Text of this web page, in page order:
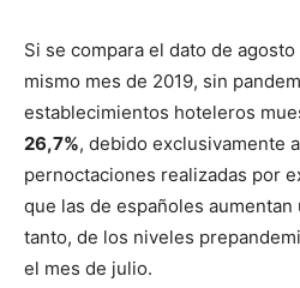
Si se compara el dato de
mismo mes de 2019, sin
establecimientos hoteleros
26,7%, debido exclusivamente
pernoctaciones realizadas por
que las de españoles aumentan
tanto, de los niveles
el mes de julio.